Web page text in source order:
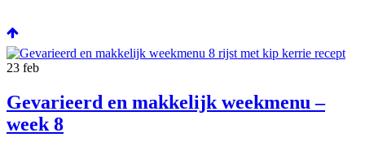
23 feb
Gevarieerd en makkelijk weekmenu –
week 8